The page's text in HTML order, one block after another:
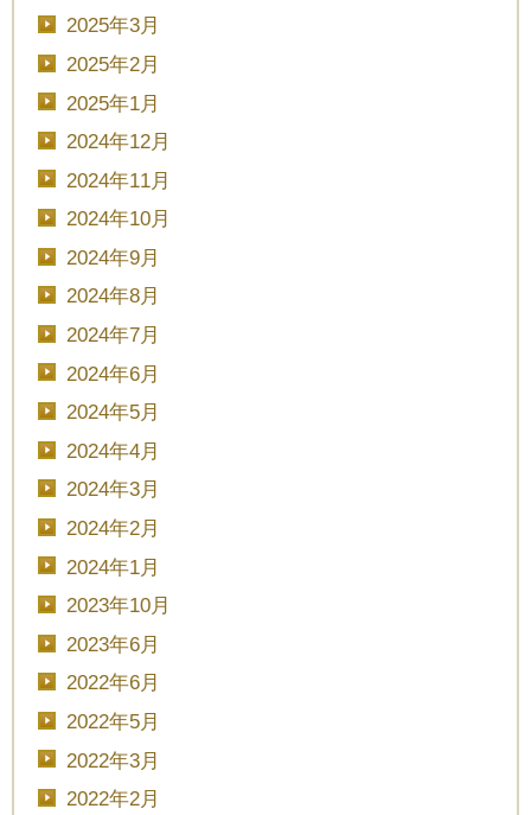
2025年3月
2025年2月
2025年1月
2024年12月
2024年11月
2024年10月
2024年9月
2024年8月
2024年7月
2024年6月
2024年5月
2024年4月
2024年3月
2024年2月
2024年1月
2023年10月
2023年6月
2022年6月
2022年5月
2022年3月
2022年2月
時間を選択してください